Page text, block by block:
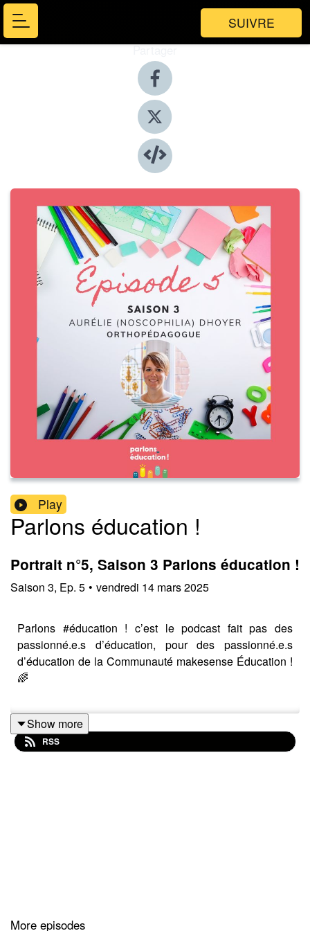
SUIVRE
Partager
Play
Parlons éducation !
Portrait n°5, Saison 3 Parlons éducation !
Saison 3, Ep. 5 • vendredi 14 mars 2025
Parlons #éducation ! c’est le podcast fait pas des
passionné.e.s d’éducation, pour des passionné.e.s
d’éducation de la Communauté makesense Éducation !
🌈
Cinquième épisode de la Saison 3 de Parlons
éducation !. Je reviens cette année avec la même
Show more
RSS
More episodes